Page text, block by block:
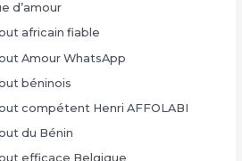
d’amour
africain fiable
Amour WhatsApp
béninois
compétent Henri AFFOLABI
du Bénin
efficace Belgique